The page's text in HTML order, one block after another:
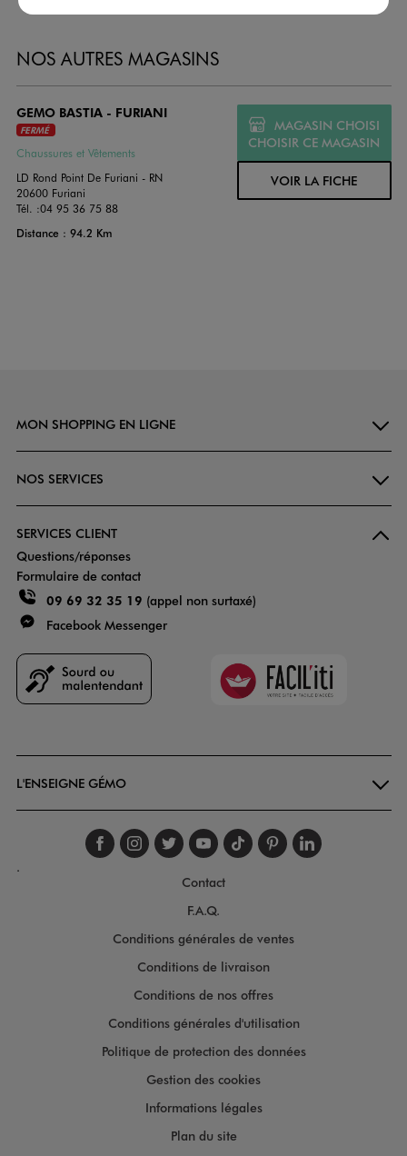
NOS AUTRES MAGASINS
GEMO BASTIA - FURIANI
FERMÉ
Chaussures et Vêtements
LD Rond Point De Furiani - RN
20600 Furiani
Tél. :04 95 36 75 88
Distance : 94.2 Km
MAGASIN CHOISI
CHOISIR CE MAGASIN
VOIR LA FICHE
MON SHOPPING EN LIGNE
NOS SERVICES
SERVICES CLIENT
Questions/réponses
Formulaire de contact
09 69 32 35 19 (appel non surtaxé)
Facebook Messenger
Faciliti
L'ENSEIGNE GÉMO
Suivez-nous sur
Suivez-nous sur
Suivez-nous sur
Suivez-nous
Suivez-nous
Suivez-
.
Contact
F.A.Q.
Conditions générales de ventes
Conditions de livraison
Conditions de nos offres
Conditions générales d'utilisation
Politique de protection des données
Gestion des cookies
Informations légales
Plan du site